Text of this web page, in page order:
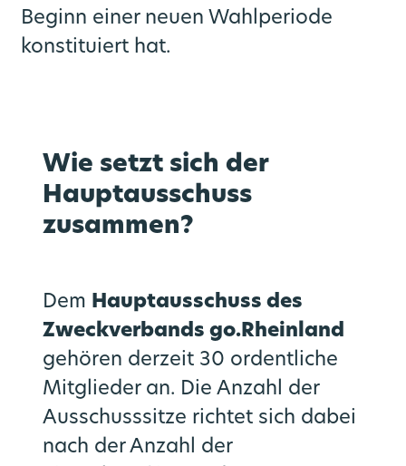
Beginn einer neuen Wahlperiode
konstituiert hat.
Wie setzt sich der
Hauptausschuss
zusammen?
Dem Hauptausschuss des
Zweckverbands go.Rheinland
gehören derzeit 30 ordentliche
Mitglieder an. Die Anzahl der
Ausschusssitze richtet sich dabei
nach der Anzahl der